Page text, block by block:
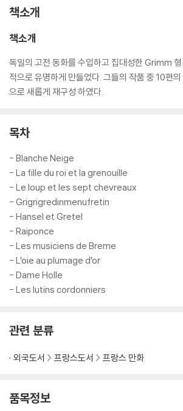
책소개
책소개
독일의 고전 동화를 수입하고 집대성한 Grimm
적으로 유명하게 만들었다. 그들의 작품 중 10편
으로 새롭게 재구성 하였다.
목차
- Blanche Neige
- La fille du roi et la grenouille
- Le loup et les sept chevreaux
- Grigrigredinmenufretin
- Hansel et Gretel
- Raiponce
- Les musiciens de Breme
- L’oie au plumage d’or
- Dame Holle
- Les lutins cordonniers
관련 분류
외국도서 프랑스도서 프랑스 만화
품목정보